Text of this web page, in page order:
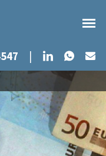
| LinkedIn